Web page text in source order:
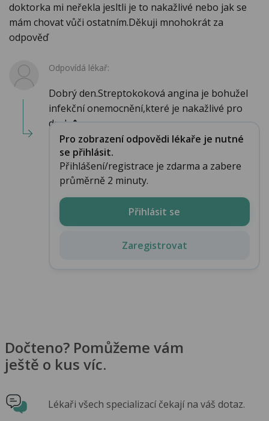
doktorka mi neřekla jesltli je to nakažlivé nebo jak se
mám chovat vůči ostatním.Děkuji mnohokrát za
odpověď
Odpovídá lékař:
Dobrý den.Streptokoková angina je bohužel
infekční onemocnění,které je nakažlivé pro
druh�...
Pro zobrazení odpovědi lékaře je nutné
se přihlásit.
Přihlášení/registrace je zdarma a zabere
průměrně 2 minuty.
Přihlásit se
Zaregistrovat
Dočteno? Pomůžeme vám
ještě o kus víc.
Lékaři všech specializací čekají na váš dotaz.